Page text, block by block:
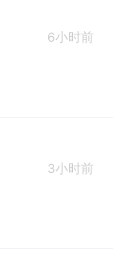
6小时前
3小时前